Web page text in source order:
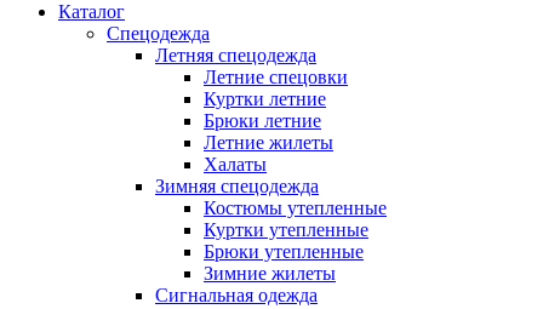
Каталог
Спецодежда
Летняя спецодежда
Летние спецовки
Куртки летние
Брюки летние
Летние жилеты
Халаты
Зимняя спецодежда
Костюмы утепленные
Куртки утепленные
Брюки утепленные
Зимние жилеты
Сигнальная одежда